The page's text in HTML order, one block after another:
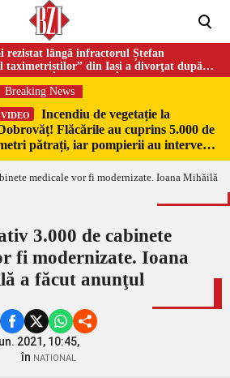
rezistat lângă infractorul Ștefan
taximetriștilor” din Iași a divorţat după
Breaking News
VIDEO
Incendiu de vegetație la
Flăcările au cuprins 5.000 de
pătrați, iar pompierii au intervenit
urgență
3.000 de cabinete
fi modernizate. Ioana
a făcut anunţul
2021, 10:45,
în NATIONAL